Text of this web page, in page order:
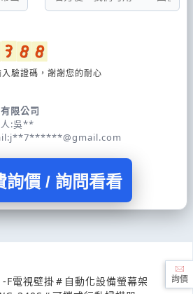
驗證碼，謝謝您的耐心
限公司
:吳**
詢價 / 詢問看看
F電視壁掛# 自動化設備螢幕架
詢價